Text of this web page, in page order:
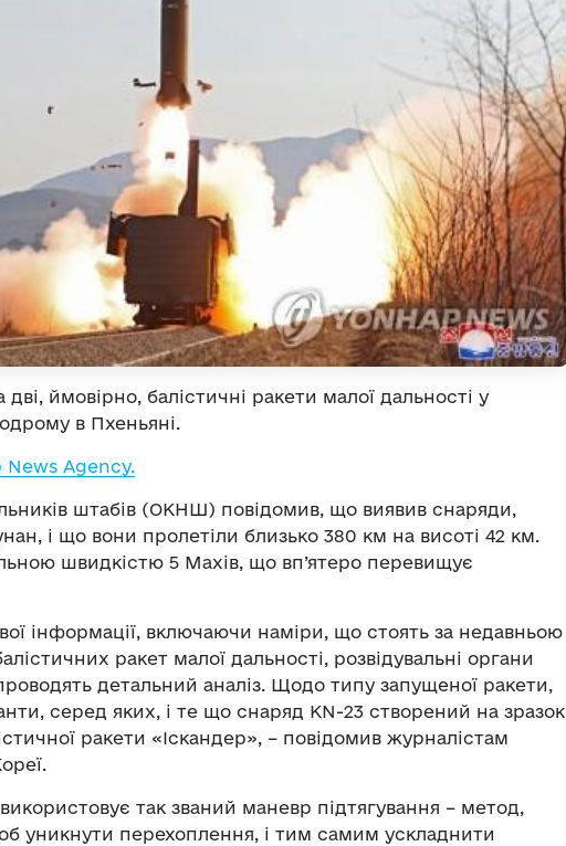
ймовірно, балістичні ракети малої дальності у
в Пхеньяні.
News Agency.
штабів (ОКНШ) повідомив, що виявив снаряди,
і що вони пролетіли близько 380 км на висоті 42 км.
швидкістю 5 Махів, що вп’ятеро перевищує
інформації, включаючи наміри, що стоять за недавньою
ракет малої дальності, розвідувальні органи
детальний аналіз. Щодо типу запущеної ракети,
серед яких, і те що снаряд KN-23 створений на зразок
ракети «Іскандер», – повідомив журналістам
так званий маневр підтягування – метод,
уникнути перехоплення, і тим самим ускладнити